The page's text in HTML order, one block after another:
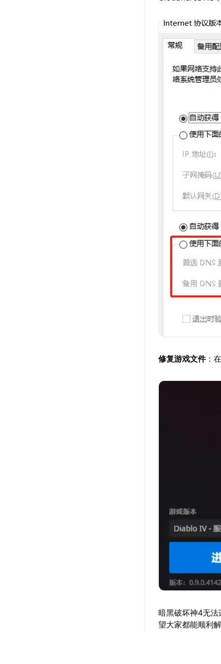
修复游戏文件：
暗黑破坏神4无
望大家都能顺利